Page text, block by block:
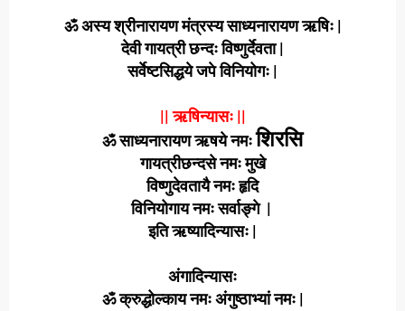
ॐ अस्य श्रीनारायण मंत्रस्य साध्यनारायण ऋषिः |
देवी गायत्री छन्दः विष्णुर्देवता |
सर्वेष्टसिद्धये जपे विनियोगः |
|| ऋषिन्यासः ||
ॐ साध्यनारायण ऋषये नमःशिरसि
गायत्रीछन्दसे नमः मुखे
विष्णुदेवतायै नमः हृदि
विनियोगाय नमः सर्वाङ्गे |
इति ऋष्यादिन्यासः |
अंगादिन्यासः
ॐ क्रुद्धोल्काय नमः अंगुष्ठाभ्यां नमः |